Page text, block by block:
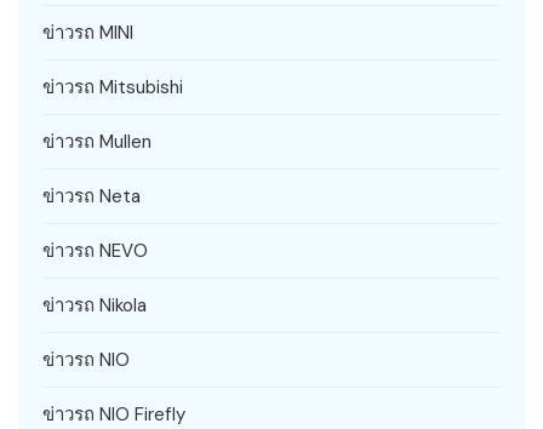
ข่าวรถ MINI
ข่าวรถ Mitsubishi
ข่าวรถ Mullen
ข่าวรถ Neta
ข่าวรถ NEVO
ข่าวรถ Nikola
ข่าวรถ NIO
ข่าวรถ NIO Firefly